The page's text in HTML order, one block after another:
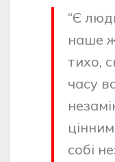
“Є
наше
тихо,
часу
собі